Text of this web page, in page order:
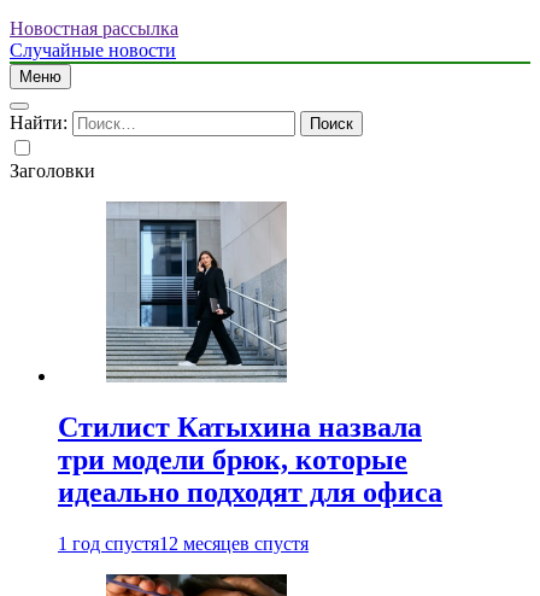
Новостная рассылка
Случайные новости
Меню
Найти:
Заголовки
Стилист Катыхина назвала
три модели брюк, которые
идеально подходят для офиса
1 год спустя12 месяцев спустя